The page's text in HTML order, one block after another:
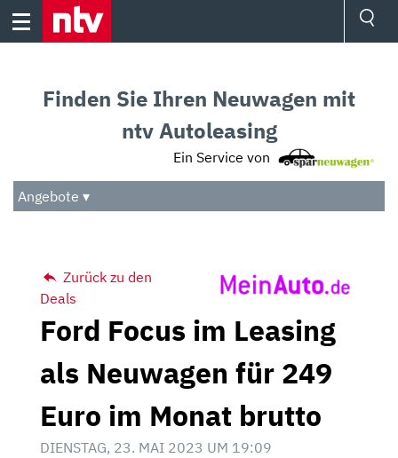
Skip
Audio
Das Beste
Finden Sie Ihren Neuwagen mit
ntv Autoleasing
Ein Service von
Angebote ▾
Zurück zu den
Deals
Ford Focus im Leasing
als Neuwagen für 249
Euro im Monat brutto
DIENSTAG, 23. MAI 2023 UM 19:09